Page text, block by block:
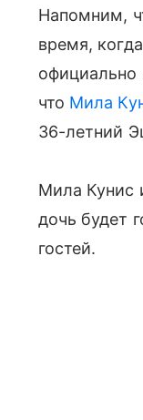
Напомним,
время,
официально
что Мила
36-летний
Мила Кунис
дочь будет
гостей.